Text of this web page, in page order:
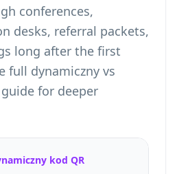
conferences,
desks, referral packets,
long after the first
full dynamiczny vs
guide for deeper
kod QR